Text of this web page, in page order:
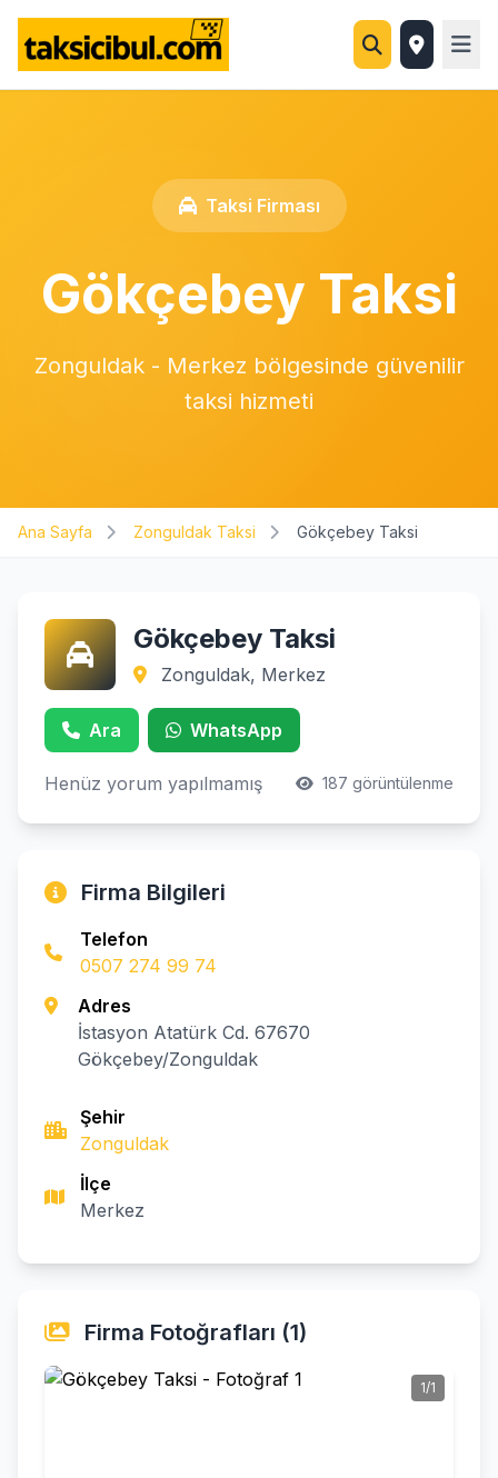
Taksi Firması
Gökçebey Taksi
Zonguldak - Merkez bölgesinde güvenilir
taksi hizmeti
Ana Sayfa Zonguldak Taksi Gökçebey Taksi
Gökçebey Taksi
Zonguldak, Merkez
Ara WhatsApp
Henüz yorum yapılmamış 187 görüntülenme
Firma Bilgileri
Telefon
0507 274 99 74
Adres
İstasyon Atatürk Cd. 67670
Gökçebey/Zonguldak
Şehir
Zonguldak
İlçe
Merkez
Firma Fotoğrafları (1)
1/1